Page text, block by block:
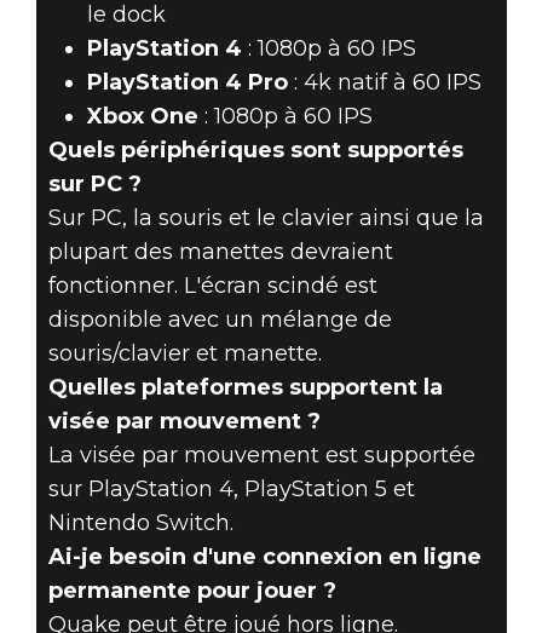
le dock
PlayStation 4 : 1080p à 60 IPS
PlayStation 4 Pro: 4k natif à 60 IPS
Xbox One : 1080p à 60 IPS
Quels périphériques sont supportés
sur PC ?
Sur PC, la souris et le clavier ainsi que la
plupart des manettes devraient
fonctionner. L'écran scindé est
disponible avec un mélange de
souris/clavier et manette.
Quelles plateformes supportent la
visée par mouvement ?
La visée par mouvement est supportée
sur PlayStation 4, PlayStation 5 et
Nintendo Switch.
Ai-je besoin d'une connexion en ligne
permanente pour jouer ?
Quake peut être joué hors ligne.